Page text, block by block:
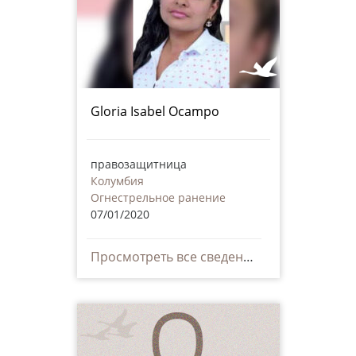
Gloria Isabel Ocampo
правозащитница
Колумбия
Огнестрельное ранение
07/01/2020
Просмотреть все сведения